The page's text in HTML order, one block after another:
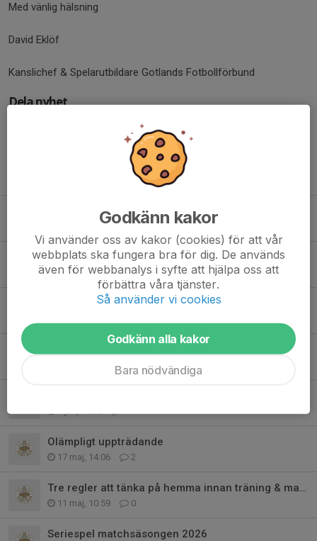
Med vänlig hälsning
David Eklöf
Kanslichef & Spelarutbildare Gotlands Fotbollförbund
Dela nyhet
Träningssäsongen startar
0
Inställd träning tisdag 16/6
16 jun, 13:10 0
Avsluta vårsäsongen & träning i sommar
Olämpligt uppträdande
17 maj, 14:06 2
Tre regler att tänka på hemma innan träning & match
11 maj, 10:59 0
Seriespel matchsäsongen 2026
Godkänn kakor
Vi använder oss av kakor (cookies) för att vår
webbplats ska fungera bra för dig. De används
även för webbanalys i syfte att hjälpa oss att
förbättra våra tjänster.
Så använder vi cookies
Godkänn alla kakor
Bara nödvändiga